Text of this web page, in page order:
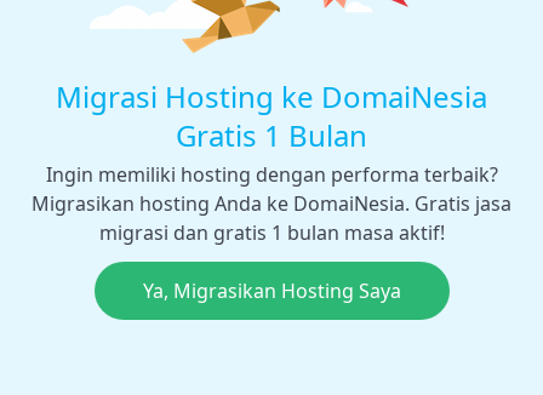
Migrasi Hosting ke DomaiNesia
Gratis 1 Bulan
Ingin memiliki hosting dengan performa terbaik?
Migrasikan hosting Anda ke DomaiNesia. Gratis jasa
migrasi dan gratis 1 bulan masa aktif!
Ya, Migrasikan Hosting Saya